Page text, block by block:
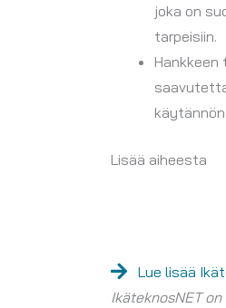
joka on
tarpeisiin.
Lisää aiheesta
Lue lisää
IkäteknosNET